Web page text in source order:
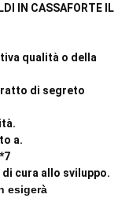
IN CASSAFORTE IL
qualità o della
di segreto
a.
cura allo sviluppo.
esigerà